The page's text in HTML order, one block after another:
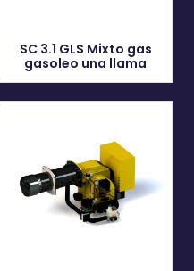
SC 3.1 GLS Mixto gas
gasoleo una llama